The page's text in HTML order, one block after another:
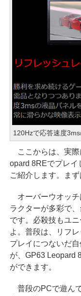
120Hzで応答速度
ここからは、実際
opard 8REでプレイ
ご紹介します。ま
オーバーウオッチ
ラクターが多彩で
です。必殺技もユ
よ。普段は、リフ
プレイにつないだ
が、GP63 Leopard
ができます。
普段のPCで遊ん